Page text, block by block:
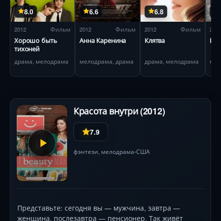
8.0
2012 Фильм
Хорошо быть
тихоней
драма, мелодрама
6.6
2012 Фильм
Анна Каренина
мелодрама, драма
6.8
2012 Фильм
Клятва
драма, мелодрама
2012
Красота внутри (2012)
7.9
фэнтези, мелодрама•США
Представьте: сегодня вы — мужчина, завтра —
женщина, послезавтра — пенсионер. Так живёт